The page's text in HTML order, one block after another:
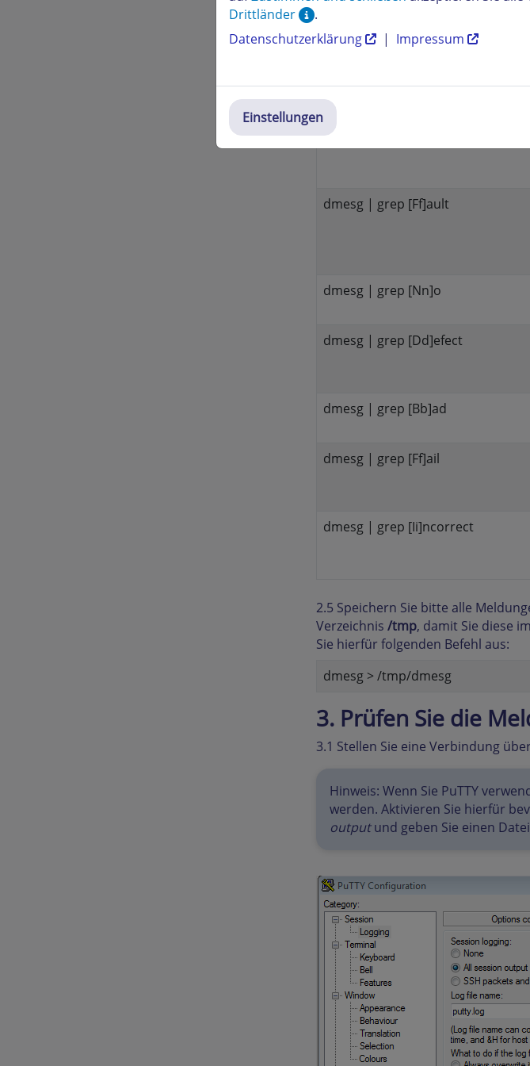
Nur diejenigen Zeilen, in denen
Serverabsturzes von Ihnen in
dmesg | grep [Ee]rro
dmesg | grep [Ff]ault
dmesg | grep [Nn]o
dmesg | grep [Dd]efect
dmesg | grep [Bb]ad
dmesg | grep [Ff]ail
dmesg | grep [Ii]ncorrect
2.5 Speichern Sie bitte alle
Verzeichnis /tmp, damit Sie diese
Sie hierfür folgenden Befehl aus:
dmesg > /tmp/dmesg
3. Prüfen Sie die
3.1 Stellen Sie eine Verbindung
Hinweis: Wenn Sie PuTTY
werden. Aktivieren Sie hierfür
outputund geben Sie einen
Drittländer
.
Datenschutzerklärung
| Impressum
Einstellungen